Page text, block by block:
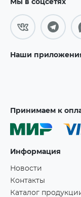
Мы в соцсетях
Наши
Принимаем к
Информация
Новости
Контакты
Каталог